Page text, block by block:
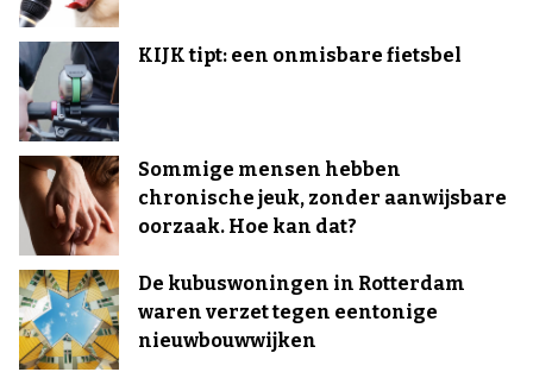
KIJK tipt: een onmisbare fietsbel
Sommige mensen hebben
chronische jeuk, zonder aanwijsbare
oorzaak. Hoe kan dat?
De kubuswoningen in Rotterdam
waren verzet tegen eentonige
nieuwbouwwijken